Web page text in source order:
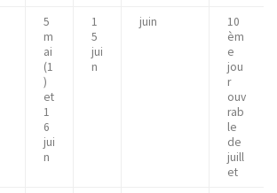
5
m
ai
(1
)
et
1
6
jui
n
1
5
jui
n
juin
10
èm
e
jou
r
ouv
rab
le
de
juill
et